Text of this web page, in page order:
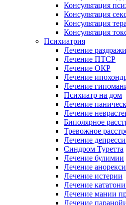
Консультация
Консультация
Консультация
Консультация
Психиатрия
Лечение
Лечение ПТСР
Лечение ОКР
Лечение
Лечение
Психиатр на дом
Лечение
Лечение
Биполярное
Тревожное
Лечение
Синдром Туретта
Лечение булимии
Лечение
Лечение истерии
Лечение
Лечение мании
Лечение